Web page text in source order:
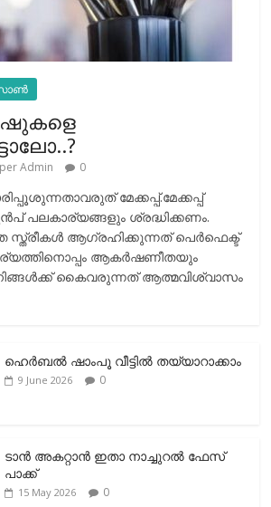
Admin 0
മേക്കപ്പ്.മേക്കപ്പ്
പലകാര്യങ്ങളും ശ്രദ്ധിക്കണം.
സ്ത്രീകള്‍ ആഗ്രഹിക്കുന്നത് പെര്‍ഫെക്ട്
ആകര്‍ഷണീതയും
കൈവരുന്നത് ആത്മവിശ്വാസം
ഹെര്‍ബല്‍ ഷാംപൂ വീട്ടില്‍ തയ്യാറാക്കാം
9 June 2026 0
ടാന്‍ അകറ്റാന്‍ ഇതാ നാച്ചുറല്‍ ഫേസ്
പാക്ക്
15 May 2026 0